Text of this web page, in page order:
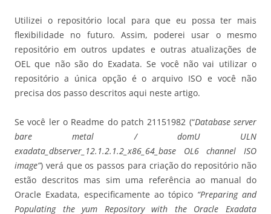
Utilizei o repositório local para que eu possa ter mais
flexibilidade no futuro. Assim, poderei usar o mesmo
repositório em outros updates e outras atualizações de
OEL que não são do Exadata. Se você não vai utilizar o
repositório a única opção é o arquivo ISO e você não
precisa dos passo descritos aqui neste artigo.
Se você ler o Readme do patch 21151982 (“Database server
bare metal / domU ULN
exadata_dbserver_12.1.2.1.2_x86_64_base OL6 channel ISO
image”) verá que os passos para criação do repositório não
estão descritos mas sim uma referência ao manual do
Oracle Exadata, especificamente ao tópico “Preparing and
Populating the yum Repository with the Oracle Exadata